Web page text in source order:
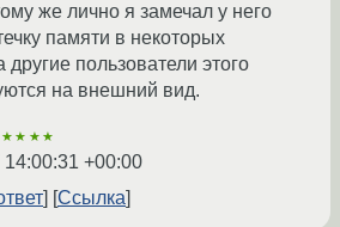
же лично я замечал у него
памяти в некоторых
другие пользователи этого
на внешний вид.
+00:00
Ссылка